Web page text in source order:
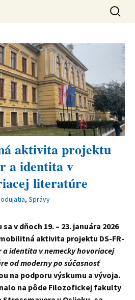
literatúry SAV Hľadať:
aktivita projektu
a identita v
literatúre
, Správy
v dňoch 19. – 23. januára 2026
aktivita projektu DS-FR-
identita v nemecky hovoriacej
od moderny po súčasnosť
na podporu výskumu a vývoja.
na pôde Filozofickej fakulty